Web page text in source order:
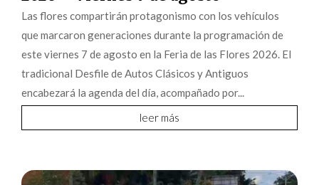
Las flores compartirán protagonismo con los vehículos
que marcaron generaciones durante la programación de
este viernes 7 de agosto en la Feria de las Flores 2026. El
tradicional Desfile de Autos Clásicos y Antiguos
encabezará la agenda del día, acompañado por...
leer más